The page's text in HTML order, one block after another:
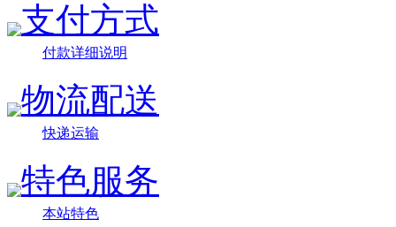
支付方式
付款详细说明
物流配送
快递运输
特色服务
本站特色